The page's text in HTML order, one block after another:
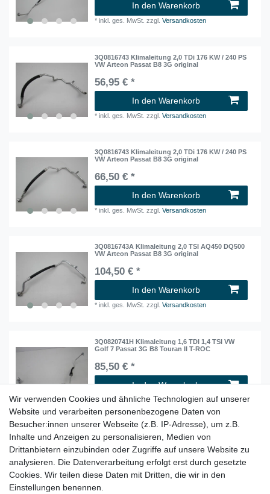
In den Warenkorb
*inkl. ges. MwSt. zzgl.Versandkosten
3Q0816743 Klimaleitung 2,0 TDi 176 KW / 240 PS
VW Arteon Passat B8 3G original
56,95 € *
In den Warenkorb
*inkl. ges. MwSt. zzgl.Versandkosten
3Q0816743 Klimaleitung 2,0 TDi 176 KW / 240 PS
VW Arteon Passat B8 3G original
66,50 € *
In den Warenkorb
*inkl. ges. MwSt. zzgl.Versandkosten
3Q0816743A Klimaleitung 2,0 TSI AQ450 DQ500
VW Arteon Passat B8 3G original
104,50 € *
In den Warenkorb
*inkl. ges. MwSt. zzgl.Versandkosten
3Q0820741H Klimaleitung 1,6 TDI 1,4 TSI VW
Golf 7 Passat 3G B8 Touran II T-ROC
85,50 € *
In den Warenkorb
*inkl. ges. MwSt.zzgl.Versandkosten
3Q2819021 Gebläsemotor Gebläse Regler Valeo
RHD VW Arteon Passat B8 original
66,50 € *
In den Warenkorb
Wir verwenden Cookies und ähnliche Technologien auf unserer
Website und verarbeiten personenbezogene Daten von
Besucher:innen unserer Webseite (z.B. IP-Adresse), um z.B.
Inhalte und Anzeigen zu personalisieren, Medien von
Drittanbietern einzubinden oder Zugriffe auf unsere Website zu
analysieren. Die Datenverarbeitung erfolgt erst durch gesetzte
Cookies. Wir teilen diese Daten mit Dritten, die wir in den
Einstellungen benennen.